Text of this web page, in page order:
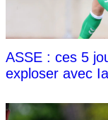
ASSE : ces 5
exploser avec